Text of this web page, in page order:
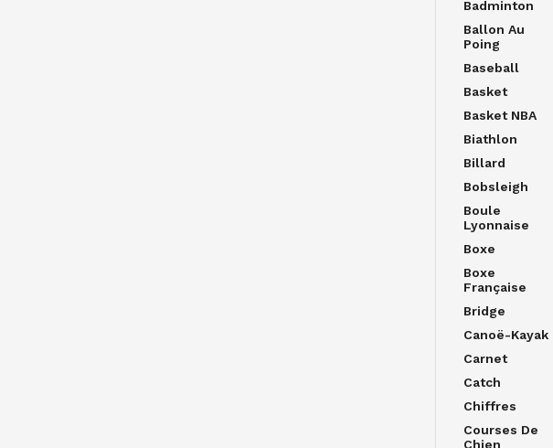
Badminton
Ballon Au
Poing
Baseball
Basket
Basket NBA
Biathlon
Billard
Bobsleigh
Boule
Lyonnaise
Boxe
Boxe
Française
Bridge
Canoë-Kayak
Carnet
Catch
Chiffres
Courses De
Chien